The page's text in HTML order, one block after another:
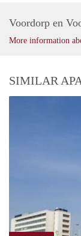
Voordorp en
More information
SIMILAR